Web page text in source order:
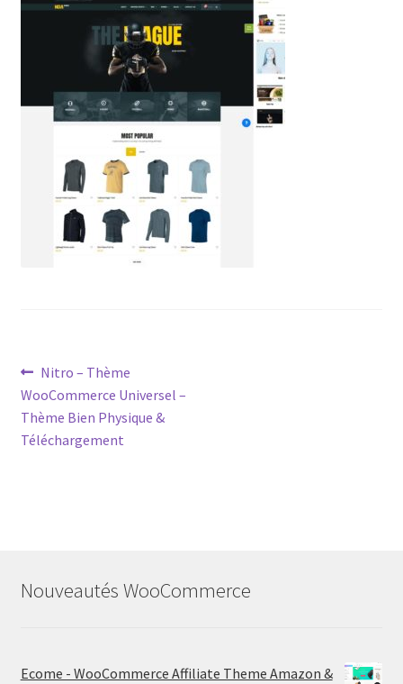
Post
navigation
Previous
post:
Nitro – Thème
WooCommerce Universel –
Thème Bien Physique &
Téléchargement
Nouveautés WooCommerce
Ecome - WooCommerce Affiliate Theme Amazon &